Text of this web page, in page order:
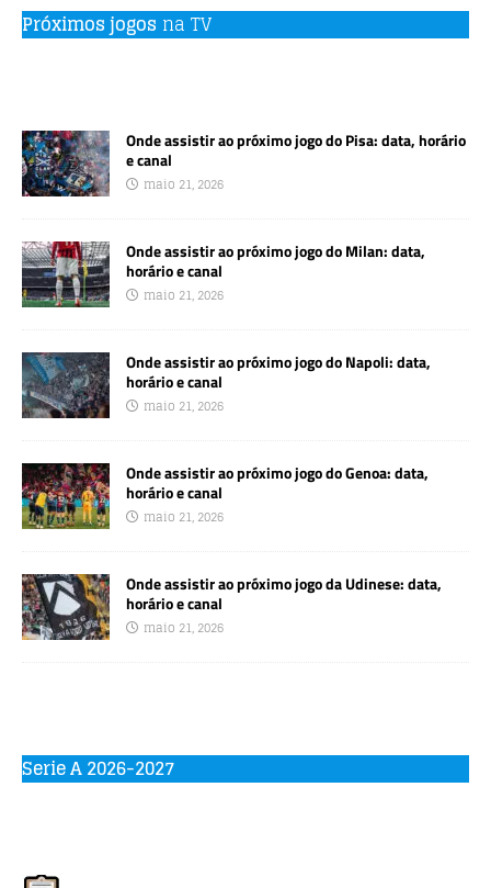
Próximos jogos na TV
Onde assistir ao próximo jogo do Pisa: data, horário
e canal
maio 21, 2026
Onde assistir ao próximo jogo do Milan: data,
horário e canal
maio 21, 2026
Onde assistir ao próximo jogo do Napoli: data,
horário e canal
maio 21, 2026
Onde assistir ao próximo jogo do Genoa: data,
horário e canal
maio 21, 2026
Onde assistir ao próximo jogo da Udinese: data,
horário e canal
maio 21, 2026
Serie A 2026-2027